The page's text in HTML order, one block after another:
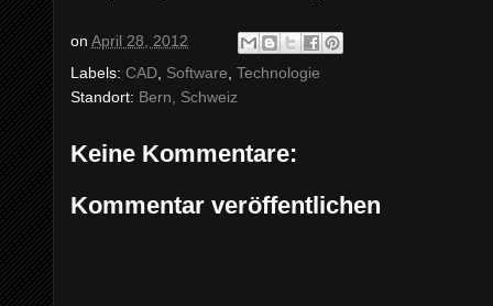
on April 28, 2012
Labels: CAD Software Technologie
Standort: Bern, Schweiz
Keine Kommentare:
Kommentar veröffentlichen